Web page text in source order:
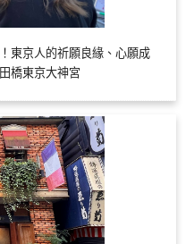
東京人的祈願良緣、心願成
橋東京大神宮